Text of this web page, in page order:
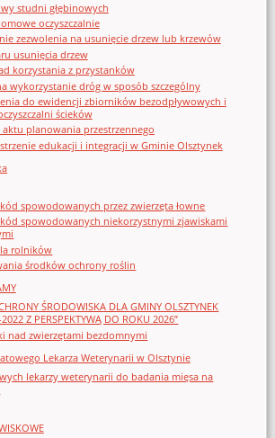
studni głębinowych
oczyszczalnie
zezwolenia na usunięcie drzew lub krzewów
usunięcia drzew
korzystania z przystanków
wykorzystanie dróg w sposób szczególny
do ewidencji zbiorników bezodpływowych i
ścieków
aktu planowania przestrzennego
edukacji i integracji w Gminie Olsztynek
spowodowanych przez zwierzęta łowne
spowodowanych niekorzystnymi zjawiskami
rolników
środków ochrony roślin
ŚRODOWISKA DLA GMINY OLSZTYNEK
Z PERSPEKTYWĄ DO ROKU 2026”
nad zwierzętami bezdomnymi
Lekarza Weterynarii w Olsztynie
lekarzy weterynarii do badania mięsa na